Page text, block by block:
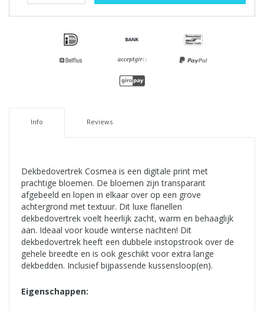
Info Reviews
Dekbedovertrek Cosmea is een digitale print met
prachtige bloemen. De bloemen zijn transparant
afgebeeld en lopen in elkaar over op een grove
achtergrond met textuur. Dit luxe flanellen
dekbedovertrek voelt heerlijk zacht, warm en behaaglijk
aan. Ideaal voor koude winterse nachten! Dit
dekbedovertrek heeft een dubbele instopstrook over de
gehele breedte en is ook geschikt voor extra lange
dekbedden. Inclusief bijpassende kussensloop(en).
Eigenschappen: